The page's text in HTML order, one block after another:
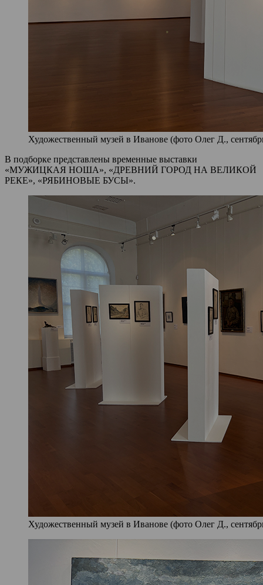
Художественный музей в Иванове (фото Олег Д.,
В подборке представлены временные выставки
«МУЖИЦКАЯ НОША», «ДРЕВНИЙ ГОРОД НА ВЕЛИКОЙ
РЕКЕ», «РЯБИНОВЫЕ БУСЫ».
Художественный музей в Иванове (фото Олег Д.,